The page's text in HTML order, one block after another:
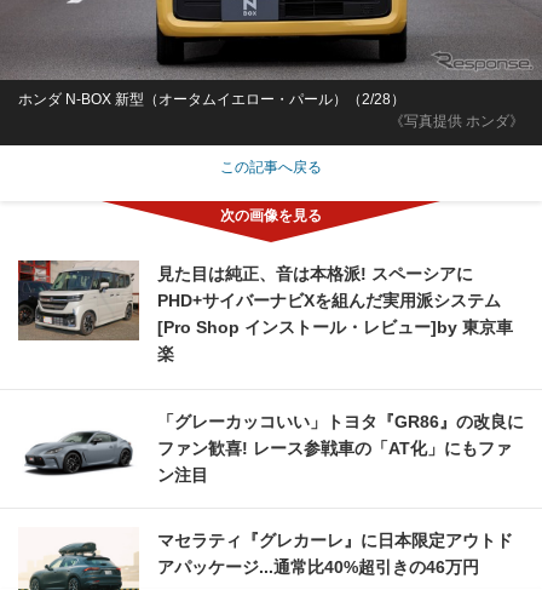
《写真提供 ホンダ》
ホンダ N-BOX 新型（オータムイエロー・パール）（2/28）
この記事へ戻る
見た目は純正、音は本格派! スペーシアに
PHD+サイバーナビXを組んだ実用派システム
[Pro Shop インストール・レビュー]by 東京車
楽
「グレーカッコいい」トヨタ『GR86』の改良に
ファン歓喜! レース参戦車の「AT化」にもファ
ン注目
マセラティ『グレカーレ』に日本限定アウトド
アパッケージ...通常比40%超引きの46万円